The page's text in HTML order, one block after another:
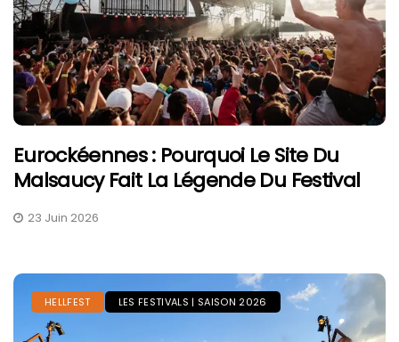
Eurockéennes : Pourquoi Le Site Du
Malsaucy Fait La Légende Du Festival
23 Juin 2026
HELLFEST LES FESTIVALS | SAISON 2026